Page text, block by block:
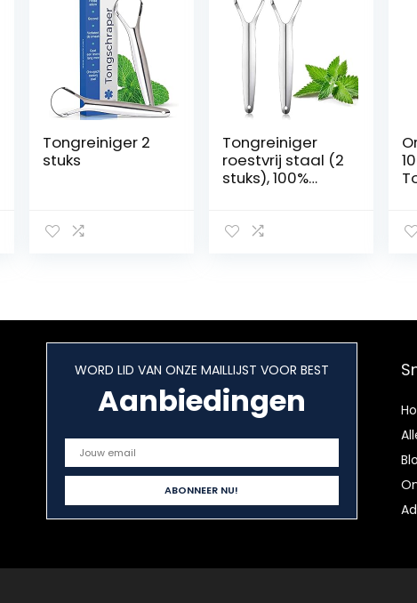
Tongreiniger 2
stuks
Tongreiniger
roestvrij staal (2
stuks), 100%
materiaal –
Tounge
Scrapper |
tegen
mondgeur
(enkele laag)
WORD LID VAN ONZE MAILLIJST VOOR BEST
Aanbiedingen